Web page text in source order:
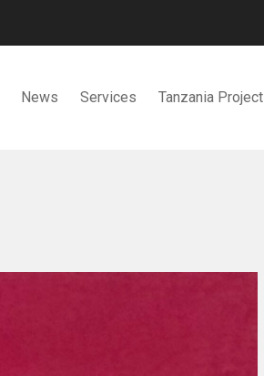
News Services Tanzania Project